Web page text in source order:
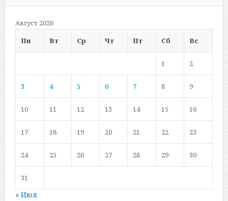
Август 2026
Пн
Вт Ср Чт Пт Сб Вс
1 2
3 4 5 6 7 8 9
10 11 12 13 14 15 16
17 18 19 20 21 22 23
24 25 26 27 28 29 30
31
« Июл